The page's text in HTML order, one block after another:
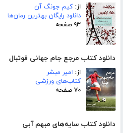
از: کیم جونگ آن
دانلود رایگان بهترین رمان‌ها
۹۳ صفحه
دانلود کتاب مرجع جام جهانی فوتبال
از: امیر مبشر
کتاب‌های ورزشی
۷۰ صفحه
دانلود کتاب سایه‌های مبهم آبی